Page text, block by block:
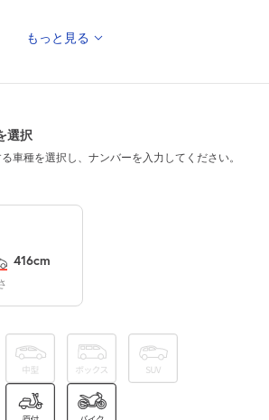
¥620
¥620
空き1
0:00～24:00
もっと見る
選択
車種を選択し、ナンバーを入力してください。
416cm